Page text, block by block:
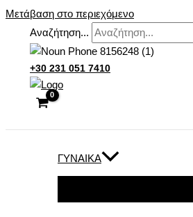
Μετάβαση στο περιεχόμενο
Αναζήτηση...
+30 231 051 7410
ΓΥΝΑΊΚΑ